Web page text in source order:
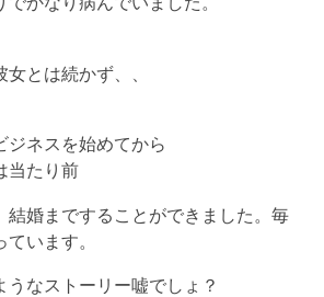
とは続かず、、
ジネスを始めてから
当たり前
結婚まですることができました。毎
います。
うなストーリー嘘でしょ？